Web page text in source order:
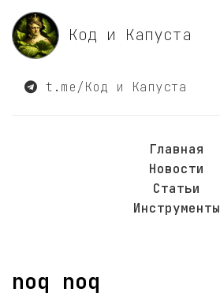
Код и Капуста
t.me/Код и Капуста
Главная
Новости
Статьи
Инструменты
noq noq